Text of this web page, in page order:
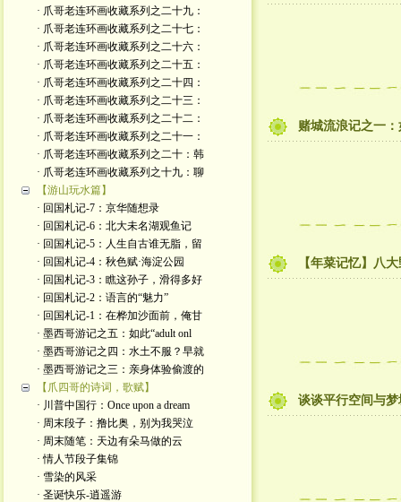
· 爪哥老连环画收藏系列之二十九：
· 爪哥老连环画收藏系列之二十七：
· 爪哥老连环画收藏系列之二十六：
· 爪哥老连环画收藏系列之二十五：
· 爪哥老连环画收藏系列之二十四：
· 爪哥老连环画收藏系列之二十三：
· 爪哥老连环画收藏系列之二十二：
· 爪哥老连环画收藏系列之二十一：
· 爪哥老连环画收藏系列之二十：韩
· 爪哥老连环画收藏系列之十九：聊
【游山玩水篇】
· 回国札记-7：京华随想录
· 回国札记-6：北大未名湖观鱼记
· 回国札记-5：人生自古谁无脂，留
· 回国札记-4：秋色赋·海淀公园
· 回国札记-3：瞧这孙子，滑得多好
· 回国札记-2：语言的“魅力”
· 回国札记-1：在桦加沙面前，俺甘
· 墨西哥游记之五：如此“adult onl
· 墨西哥游记之四：水土不服？早就
· 墨西哥游记之三：亲身体验偷渡的
【爪四哥的诗词，歌赋】
· 川普中国行：Once upon a dream
· 周末段子：撸比奥，别为我哭泣
· 周末随笔：天边有朵马做的云
· 情人节段子集锦
· 雪染的风采
· 圣诞快乐-逍遥游
赌城流浪记之一
【年菜记忆】八
谈谈平行空间与